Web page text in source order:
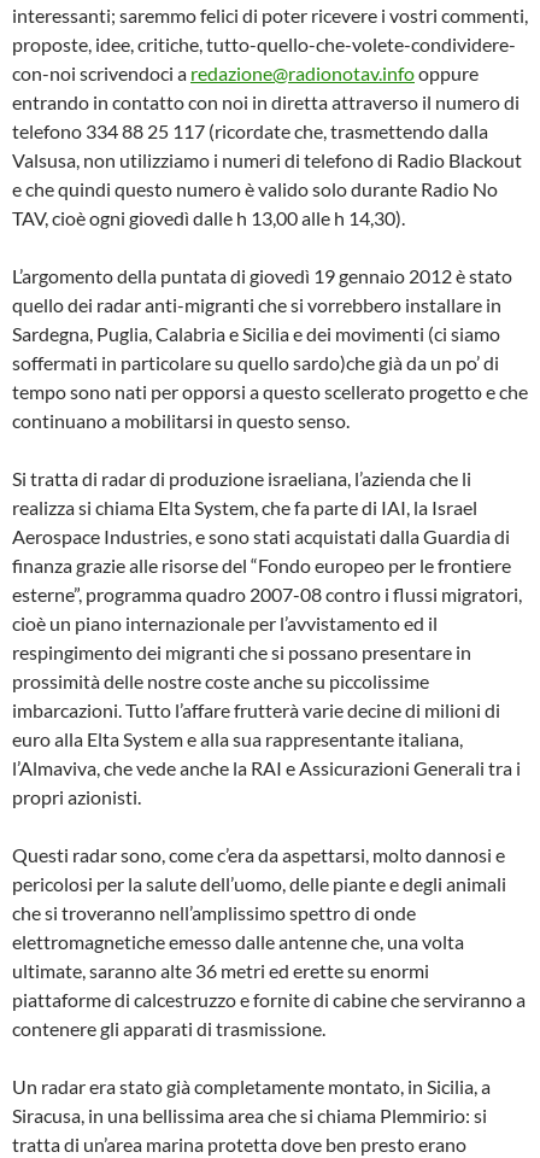
interessanti; saremmo felici di poter ricevere i vostri commenti,
proposte, idee, critiche, tutto-quello-che-volete-condividere-
con-noi scrivendoci a redazione@radionotav.infooppure
entrando in contatto con noi in diretta attraverso il numero di
telefono 334 88 25 117 (ricordate che, trasmettendo dalla
Valsusa, non utilizziamo i numeri di telefono di Radio Blackout
e che quindi questo numero è valido solo durante Radio No
TAV, cioè ogni giovedì dalle h 13,00 alle h 14,30).
L’argomento della puntata di giovedì 19 gennaio 2012 è stato
quello dei radar anti-migranti che si vorrebbero installare in
Sardegna, Puglia, Calabria e Sicilia e dei movimenti (ci siamo
soffermati in particolare su quello sardo)che già da un po’ di
tempo sono nati per opporsi a questo scellerato progetto e che
continuano a mobilitarsi in questo senso.
Si tratta di radar di produzione israeliana, l’azienda che li
realizza si chiama Elta System, che fa parte di IAI, la Israel
Aerospace Industries, e sono stati acquistati dalla Guardia di
finanza grazie alle risorse del “Fondo europeo per le frontiere
esterne”, programma quadro 2007-08 contro i flussi migratori,
cioè un piano internazionale per l’avvistamento ed il
respingimento dei migranti che si possano presentare in
prossimità delle nostre coste anche su piccolissime
imbarcazioni. Tutto l’affare frutterà varie decine di milioni di
euro alla Elta System e alla sua rappresentante italiana,
l’Almaviva, che vede anche la RAI e Assicurazioni Generali tra i
propri azionisti.
Questi radar sono, come c’era da aspettarsi, molto dannosi e
pericolosi per la salute dell’uomo, delle piante e degli animali
che si troveranno nell’amplissimo spettro di onde
elettromagnetiche emesso dalle antenne che, una volta
ultimate, saranno alte 36 metri ed erette su enormi
piattaforme di calcestruzzo e fornite di cabine che serviranno a
contenere gli apparati di trasmissione.
Un radar era stato già completamente montato, in Sicilia, a
Siracusa, in una bellissima area che si chiama Plemmirio: si
tratta di un’area marina protetta dove ben presto erano